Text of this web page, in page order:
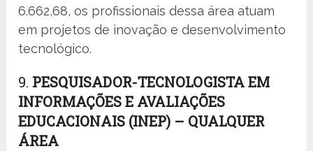
6.662,68, os profissionais dessa área atuam
em projetos de inovação e desenvolvimento
tecnológico.
9. PESQUISADOR-TECNOLOGISTA EM
INFORMAÇÕES E AVALIAÇÕES
EDUCACIONAIS (INEP) – QUALQUER
ÁREA